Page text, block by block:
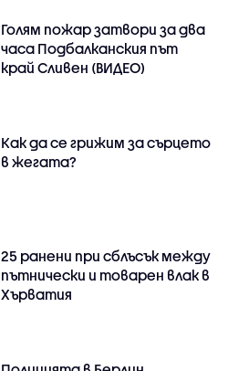
Голям пожар затвори за два
часа Подбалканския път
край Сливен (ВИДЕО)
Как да се грижим за сърцето
в жегата?
25 ранени при сблъсък между
пътнически и товарен влак в
Хърватия